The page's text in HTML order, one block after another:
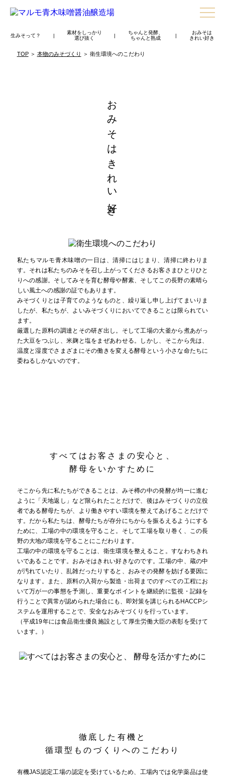
生みそって？ |
素材をしっかり
選び抜く
|
ちゃんと発酵、
ちゃんと熟成
|
おみそは
きれい好き
TOP＞ 本物のみそづくり ＞ 衛生環境へのこだわり
おみそはきれい好き
私たちマルモ青木味噌の一日は、清掃にはじまり、清掃に終わりま
す。それは私たちのみそを召し上がってくださるお客さまひとりひと
りへの感謝。そしてみそを育む酵母や酵素、そしてこの長野の素晴ら
しい風土への感謝の証でもあります。
みそづくりとは子育てのようなものと、繰り返し申し上げてまいりま
したが、私たちが、よいみそづくりにおいてできることは限られてい
ます。
厳選した原料の調達とその研ぎ出し。そして工場の大釜から煮あがっ
た大豆をつぶし、米麹と塩をまぜあわせる。しかし、そこから先は、
温度と湿度でさまざまにその働きを変える酵母という小さな命たちに
委ねるしかないのです。
すべてはお客さまの安心と、
酵母をいかすために
そこから先に私たちができることは、みそ樽の中の発酵が均一に進む
ように「天地返し」など限られたことだけで、後はみそづくりの立役
者である酵母たちが、より働きやすい環境を整えてあげることだけで
す。だから私たちは、酵母たちが存分にちからを振るえるようにする
ために、工場の中の環境を守ること。そして工場を取り巻く、この長
野の大地の環境を守ることにこだわります。
工場の中の環境を守ることは、衛生環境を整えること。すなわちきれ
いであることです。おみそはきれい好きなのです。工場の中、蔵の中
が汚れていたり、乱雑だったりすると、おみその発酵を妨げる要因に
なります。また、原料の入荷から製造・出荷までのすべての工程にお
いて万が一の事態を予測し、重要なポイントを継続的に監視・記録を
行うことで異常が認められた場合にも、即対策を講じられるHACCPシ
ステムを運用することで、安全なおみそづくりを行っています。
（平成19年には食品衛生優良施設として厚生労働大臣の表彰を受けて
います。）
徹底した有機と
循環型ものづくりへのこだわり
有機JAS認定工場の認定を受けているため、工場内では化学薬品は使